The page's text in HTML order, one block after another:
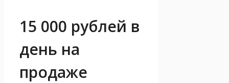
15 000 рублей в
день на
продаже